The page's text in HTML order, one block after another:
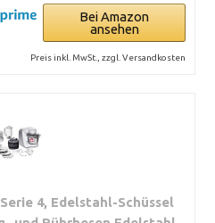
Bei Amazon
ansehen
Preis inkl. MwSt., zzgl. Versandkosten
4, Edelstahl-Schüssel